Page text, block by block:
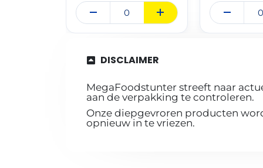
DISCLAIMER
MegaFoodstunter streeft naar
aan de verpakking te controleren.
Onze diepgevroren producten
opnieuw in te vriezen.